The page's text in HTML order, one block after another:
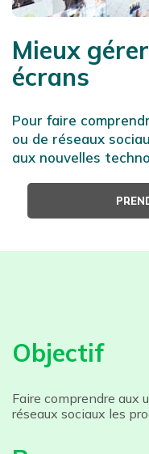
Mieux
écrans
Pour faire
ou de réseaux
aux nouvelles
Objectif
Faire comprendre aux
réseaux sociaux les